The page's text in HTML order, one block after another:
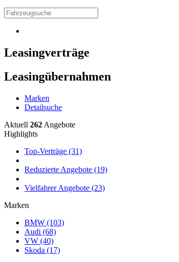
Leasingverträge
Leasingübernahmen
Marken
Detailsuche
Aktuell 262 Angebote
Highlights
Top-Verträge (31)
Reduzierte Angebote (19)
Vielfahrer Angebote (23)
Marken
BMW (103)
Audi (68)
VW (40)
Skoda (17)